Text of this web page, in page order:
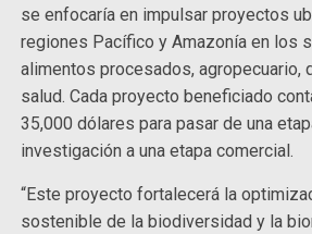
se enfocaría en impulsar proyectos
regiones Pacífico y Amazonía en los
alimentos procesados, agropecuario,
salud. Cada proyecto beneficiado
35,000 dólares para pasar de una
investigación a una etapa comercial.
“Este proyecto fortalecerá la
sostenible de la biodiversidad y la